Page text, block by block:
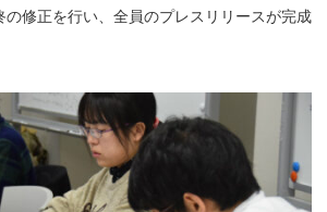
の修正を行い、全員のプレスリリースが完成